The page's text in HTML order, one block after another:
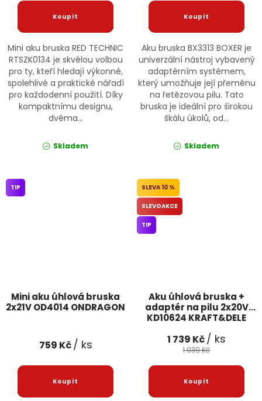
Mini aku bruska RED TECHNIC
RTSZK0134 je skvělou volbou
pro ty, kteří hledají výkonné,
spolehlivé a praktické nářadí
pro každodenní použití. Díky
kompaktnímu designu,
dvěma...
Skladem
Aku bruska BX3313 BOXER je
univerzální nástroj vybavený
adaptérním systémem,
který umožňuje její přeměnu
na řetězovou pilu. Tato
bruska je ideální pro širokou
škálu úkolů, od...
Skladem
Mini aku úhlová bruska
2x21V OD4014 ONDRAGON
TIP
759 Kč/ ks
Aku úhlová bruska +
adaptér na pilu 2x20V
KD10624 KRAFT&DELE
10 %
SLEVOAKCE
TIP
1 739 Kč/ ks
1 939 Kč